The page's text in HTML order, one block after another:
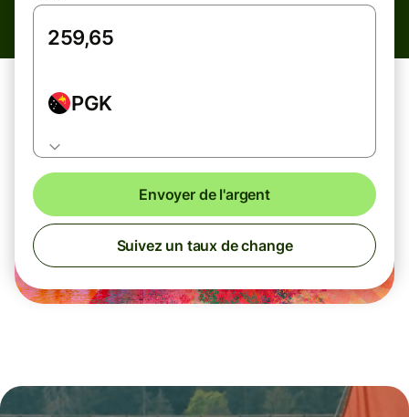
PGK
Envoyer de l'argent
Suivez un taux de change